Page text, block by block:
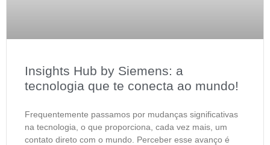
Insights Hub by Siemens: a
tecnologia que te conecta ao mundo!
Frequentemente passamos por mudanças significativas
na tecnologia, o que proporciona, cada vez mais, um
contato direto com o mundo. Perceber esse avanço é